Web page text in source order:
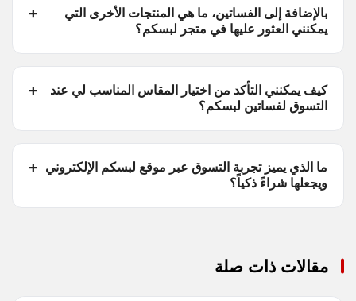
بالإضافة إلى الفساتين، ما هي المنتجات الأخرى التي
يمكنني العثور عليها في متجر لبسكم؟
كيف يمكنني التأكد من اختيار المقاس المناسب لي عند
التسوق لفساتين لبسكم؟
ما الذي يميز تجربة التسوق عبر موقع لبسكم الإلكتروني
ويجعلها شراءً ذكياً؟
مقالات ذات صلة